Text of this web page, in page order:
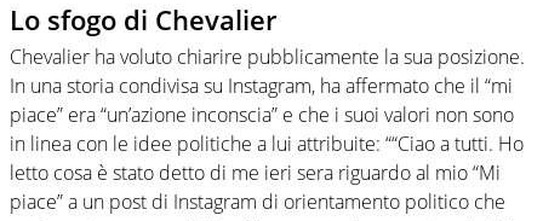
Lo sfogo di Chevalier
Chevalier ha voluto chiarire pubblicamente la sua posizione.
In una storia condivisa su Instagram, ha affermato che il “mi
piace” era “un’azione inconscia” e che i suoi valori non sono
in linea con le idee politiche a lui attribuite: ““Ciao a tutti. Ho
letto cosa è stato detto di me ieri sera riguardo al mio “Mi
piace” a un post di Instagram di orientamento politico che